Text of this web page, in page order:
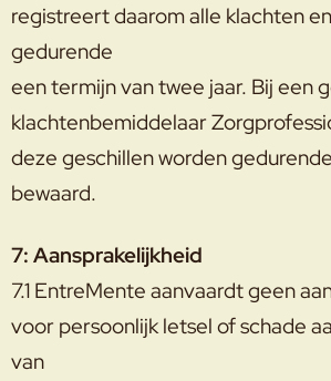
registreert daarom alle klachten
gedurende
een termijn van twee jaar. Bij een
klachtenbemiddelaar
deze geschillen worden
bewaard.
7: Aansprakelijkheid
7.1 EntreMente aanvaardt geen
voor persoonlijk letsel of schade
van